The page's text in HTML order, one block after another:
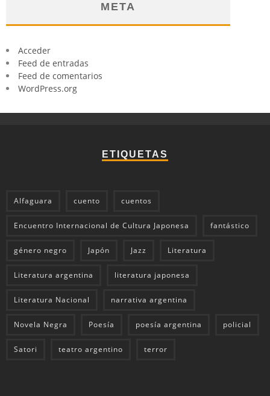
META
Acceder
Feed de entradas
Feed de comentarios
WordPress.org
ETIQUETAS
Alfaguara cuento cuentos
Encuentro Internacional de Cultura Japonesa fantástico
género negro Japón Jazz Literatura
Literatura argentina literatura japonesa
Literatura Nacional narrativa argentina
Novela Negra Poesía poesía argentina policial
Satori teatro argentino terror